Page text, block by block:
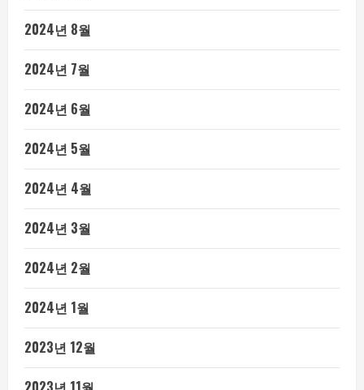
2024년 8월
2024년 7월
2024년 6월
2024년 5월
2024년 4월
2024년 3월
2024년 2월
2024년 1월
2023년 12월